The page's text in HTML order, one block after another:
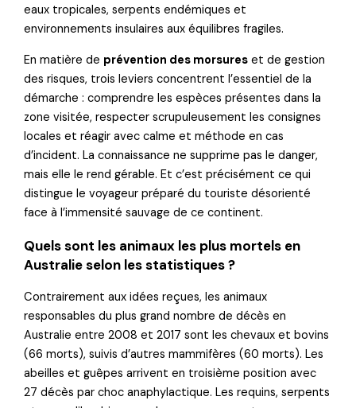
eaux tropicales, serpents endémiques et
environnements insulaires aux équilibres fragiles.
En matière de prévention des morsures et de gestion
des risques, trois leviers concentrent l’essentiel de la
démarche : comprendre les espèces présentes dans la
zone visitée, respecter scrupuleusement les consignes
locales et réagir avec calme et méthode en cas
d’incident. La connaissance ne supprime pas le danger,
mais elle le rend gérable. Et c’est précisément ce qui
distingue le voyageur préparé du touriste désorienté
face à l’immensité sauvage de ce continent.
Quels sont les animaux les plus mortels en
Australie selon les statistiques ?
Contrairement aux idées reçues, les animaux
responsables du plus grand nombre de décès en
Australie entre 2008 et 2017 sont les chevaux et bovins
(66 morts), suivis d’autres mammifères (60 morts). Les
abeilles et guêpes arrivent en troisième position avec
27 décès par choc anaphylactique. Les requins, serpents